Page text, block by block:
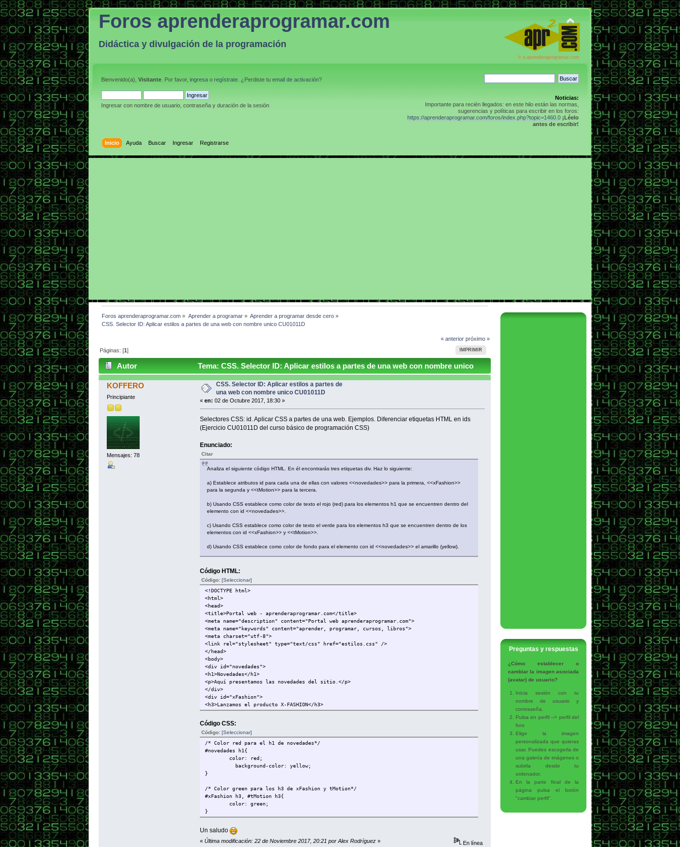
Foros aprenderaprogramar.com
Didáctica y divulgación de la programación
Ir a aprenderaprogramar.com
Bienvenido(a), Visitante . Por favor, ingresa o regístrate . ¿Perdiste tu email de activación?
Ingresar con nombre de usuario, contraseña y duración de la sesión
Noticias:
Importante para recién llegados: en este hilo están las normas,
sugerencias y políticas para escribir en los foros:
https://aprenderaprogramar.com/foros/index.php?topic=1460.0 ¡Léelo
antes de escribir!
Inicio Ayuda Buscar Ingresar Registrarse
Foros aprenderaprogramar.com » Aprender a programar» Aprender a programar desde cero»
CSS. Selector ID: Aplicar estilos a partes de una web con nombre unico CU01011D
« anterior próximo »
IMPRIMIR
Páginas: [1]
Autor
Tema: CSS. Selector ID: Aplicar estilos a partes de una web con nombre unico
CU01011D (Leído 3878 veces)
KOFFERO
Principiante
Mensajes: 78
CSS. Selector ID: Aplicar estilos a partes de
una web con nombre unico CU01011D
« en: 02 de Octubre 2017, 18:30 »
Selectores CSS: id. Aplicar CSS a partes de una web. Ejemplos. Diferenciar etiquetas HTML en ids
(Ejercicio CU01011D del curso básico de programación CSS)
Enunciado:
Citar
Analiza el siguiente código HTML. En él encontrarás tres etiquetas div. Haz lo siguiente:
a) Establece atributos id para cada una de ellas con valores <<novedades>> para la primera, <<xFashion>>
para la segunda y <<tMotion>> para la tercera.
b) Usando CSS establece como color de texto el rojo (red) para los elementos h1 que se encuentren dentro del
elemento con id <<novedades>>.
c) Usando CSS establece como color de texto el verde para los elementos h3 que se encuentren dentro de los
elementos con id <<xFashion>> y <<tMotion>>.
d) Usando CSS establece como color de fondo para el elemento con id <<novedades>> el amarillo (yellow).
Código HTML:
Código: [Seleccionar]
<!DOCTYPE html>
<html>
<head>
<title>Portal web - aprenderaprogramar.com</title>
<meta name="description" content="Portal web aprenderaprogramar.com">
<meta name="keywords" content="aprender, programar, cursos, libros">
<meta charset="utf-8">
<link rel="stylesheet" type="text/css" href="estilos.css" />
</head>
<body>
<div id="novedades">
<h1>Novedades</h1>
<p>Aquí presentamos las novedades del sitio.</p>
</div>
<div id="xFashion">
<h3>Lanzamos el producto X-FASHION</h3>
<p>Este producto permite estirar la piel hasta dejarla como la de un bebé.</p>
<p><img src="http://i.imgur.com/tq5Bs.png" title="Imagen del producto" alt="imagen producto x-fashion" /></p>
</div>
<div id="tMotion">
<h3>Mejoramos el producto T-MOTION</h3>
<p>Hemos lanzado una nueva versión del producto T-MOTION</p>
<p><img src="http://i.imgur.com/SpZyc.png" title="Imagen del proudcto tmotion" alt="imagen producto tmotion" /></p>
</body>
Código CSS:
Código: [Seleccionar]
/* Color red para el h1 de novedades*/
#novedades h1{
color: red;
background-color: yellow;
}
/* Color green para los h3 de xFashion y tMotion*/
#xFashion h3, #tMotion h3{
color: green;
}
Un saludo
« Última modificación: 22 de Noviembre 2017, 20:21 por Alex Rodríguez» En línea
Preguntas y respuestas
¿Cómo establecer o
cambiar la imagen asociada
(avatar) de usuario?
Inicia sesión con tu
nombre de usuario y
contraseña.
Pulsa en perfil --> perfil del
foro
Elige la imagen
personalizada que quieras
usar. Puedes escogerla de
una galería de imágenes o
subirla desde tu
ordenador.
En la parte final de la
página pulsa el botón
"cambiar perfil".